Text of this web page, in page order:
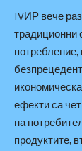
IVИР вече
традиционни
потребление,
ефекти са
на
продуктите,